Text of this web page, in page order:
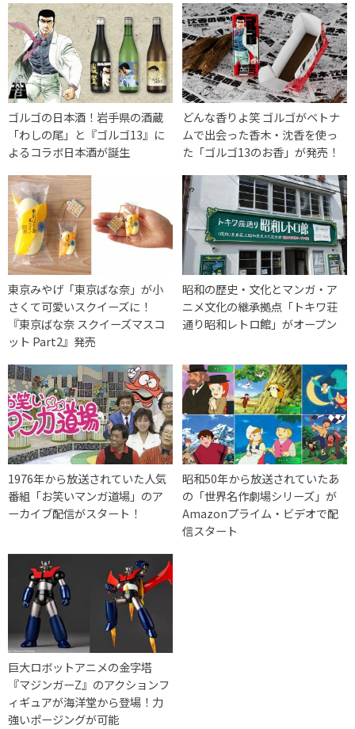
ゴルゴの日本酒！岩手県の酒蔵
「わしの尾」と『ゴルゴ13』に
よるコラボ日本酒が誕生
どんな香りよ笑 ゴルゴがベトナ
ムで出会った香木・沈香を使っ
た「ゴルゴ13のお香」が発売！
東京みやげ「東京ばな奈」が小
さくて可愛いスクイーズに！
『東京ばな奈 スクイーズマスコ
ット Part2』発売
昭和の歴史・文化とマンガ・ア
ニメ文化の継承拠点「トキワ荘
通り昭和レトロ館」がオープン
1976年から放送されていた人気
番組「お笑いマンガ道場」のア
ーカイブ配信がスタート！
昭和50年から放送されていたあ
の「世界名作劇場シリーズ」が
Amazonプライム・ビデオで配
信スタート
巨大ロボットアニメの金字塔
『マジンガーZ』のアクションフ
ィギュアが海洋堂から登場！力
強いポージングが可能